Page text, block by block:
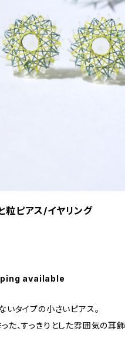
粒ピアス/イヤリング
available
いタイプの小さいピアス。
、すっきりとした雰囲気の耳飾